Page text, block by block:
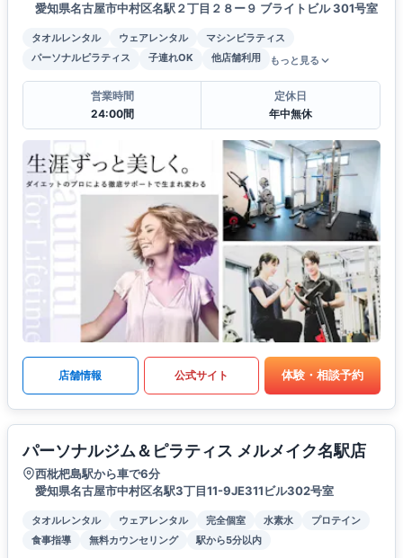
愛知県名古屋市中村区名駅２丁目２８ー９ ブライトビル 301号室
タオルレンタル ウェアレンタル
マシンピラティス
パーソナルピラティス
子連れOK 他店舗利用 もっと見る
営業時間
24:00間
定休日
年中無休
店舗情報 公式サイト 体験・相談予約
パーソナルジム＆ピラティス メルメイク名駅店
西枇杷島駅から車で6分
愛知県名古屋市中村区名駅3丁目11-9JE311ビル302号室
タオルレンタル ウェアレンタル 完全個室 水素水
プロテイン
食事指導
無料カウンセリング 駅から5分以内